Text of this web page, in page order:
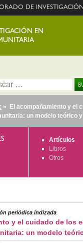
DE
EN
» El acompañamiento y el
un modelo teórico
Artículos
Libros
Otros
periódica indizada
y el cuidado de los
un modelo